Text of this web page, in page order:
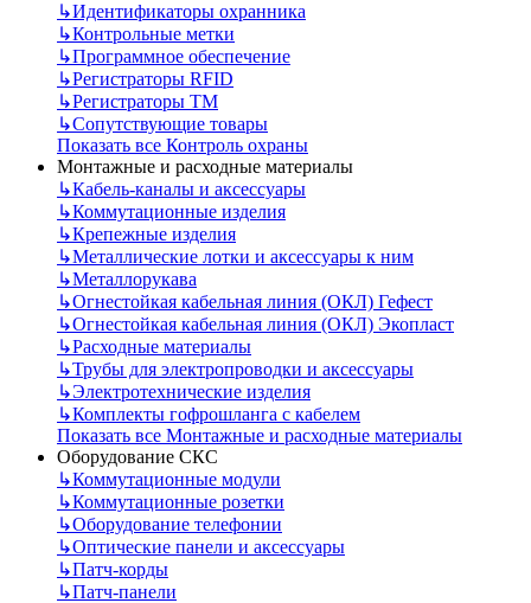
↳Идентификаторы охранника
↳Контрольные метки
↳Программное обеспечение
↳Регистраторы RFID
↳Регистраторы ТМ
↳Сопутствующие товары
Показать все Контроль охраны
Монтажные и расходные материалы
↳Кабель-каналы и аксессуары
↳Коммутационные изделия
↳Крепежные изделия
↳Металлические лотки и аксессуары к ним
↳Металлорукава
↳Огнестойкая кабельная линия (ОКЛ) Гефест
↳Огнестойкая кабельная линия (ОКЛ) Экопласт
↳Расходные материалы
↳Трубы для электропроводки и аксессуары
↳Электротехнические изделия
↳Комплекты гофрошланга с кабелем
Показать все Монтажные и расходные материалы
Оборудование СКС
↳Коммутационные модули
↳Коммутационные розетки
↳Оборудование телефонии
↳Оптические панели и аксессуары
↳Патч-корды
↳Патч-панели